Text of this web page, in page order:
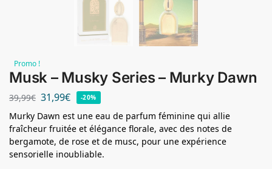
Promo !
Musk – Musky Series – Murky Dawn
39,99€ 31,99€ -20%
Murky Dawn est une eau de parfum féminine qui allie
fraîcheur fruitée et élégance florale, avec des notes de
bergamote, de rose et de musc, pour une expérience
sensorielle inoubliable.